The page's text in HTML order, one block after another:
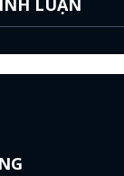
LUẬN